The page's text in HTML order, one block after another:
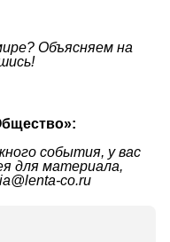
Объясняем на
события, у вас
для материала,
co.ru